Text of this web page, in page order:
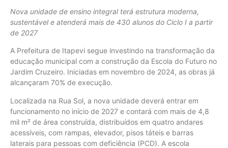
Nova unidade de ensino integral terá estrutura moderna,
sustentável e atenderá mais de 430 alunos do Ciclo I a partir
de 2027
A Prefeitura de Itapevi segue investindo na transformação da
educação municipal com a construção da Escola do Futuro no
Jardim Cruzeiro. Iniciadas em novembro de 2024, as obras já
alcançaram 70% de execução.
Localizada na Rua Sol, a nova unidade deverá entrar em
funcionamento no início de 2027 e contará com mais de 4,8
mil m² de área construída, distribuídos em quatro andares
acessíveis, com rampas, elevador, pisos táteis e barras
laterais para pessoas com deficiência (PCD). A escola